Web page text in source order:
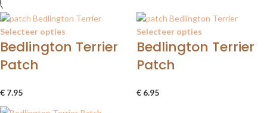
Selecteer opties
Bedlington Terrier
Patch
€ 7.95
Selecteer opties
Bedlington Terrier
Patch
€ 6.95